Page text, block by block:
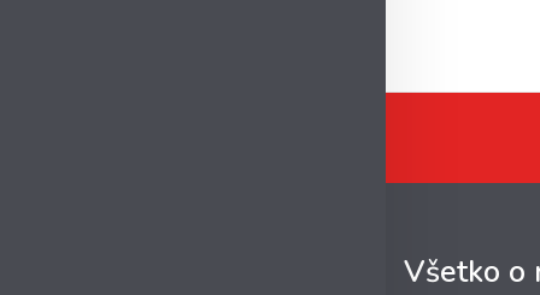
Všetko o